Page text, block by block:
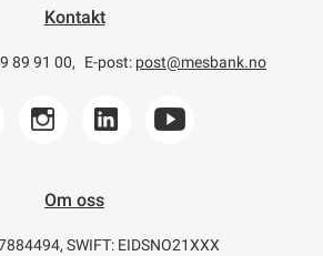
Kontakt
89 91 00, E-post: post@mesbank.no
Om oss
SWIFT: EIDSNO21XXX